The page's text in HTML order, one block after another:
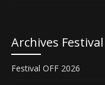
Archives Festival
Festival OFF 2026